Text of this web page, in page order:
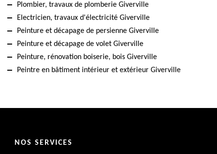
Plombier, travaux de plomberie Giverville
Electricien, travaux d'électricité Giverville
Peinture et décapage de persienne Giverville
Peinture et décapage de volet Giverville
Peinture, rénovation boiserie, bois Giverville
Peintre en bâtiment intérieur et extérieur Giverville
NOS SERVICES